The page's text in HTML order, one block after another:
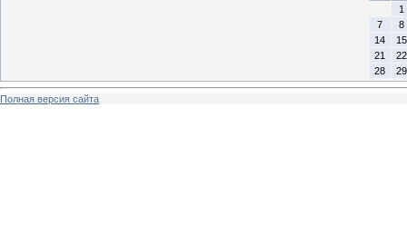
1
7
8
14
15
21
22
28
29
Полная версия сайта